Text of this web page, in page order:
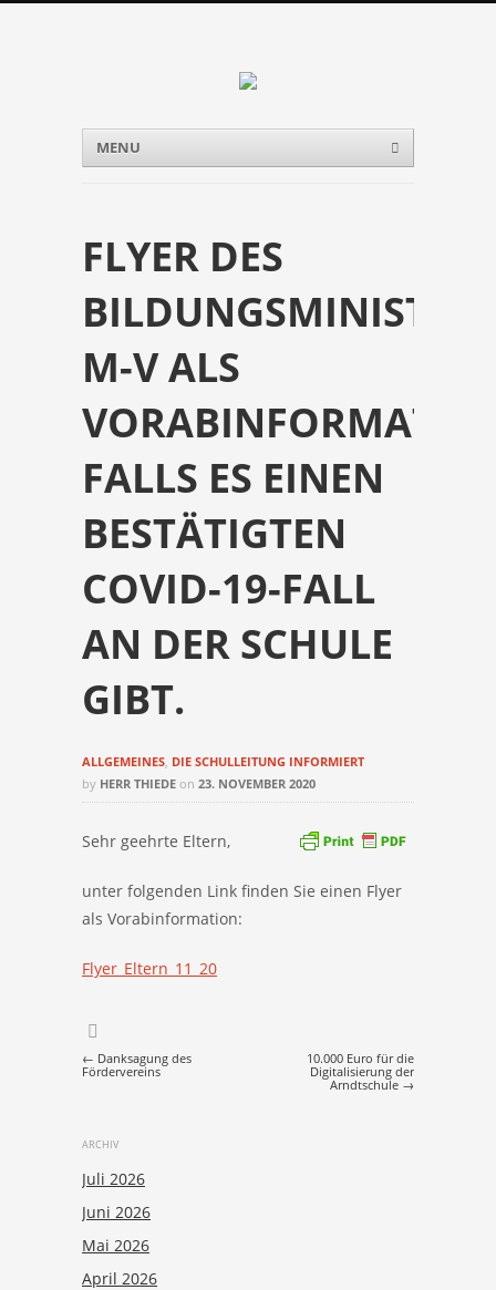
Menu
Skip to content
MENU
FLYER DES
M-V ALS
FALLS ES EINEN
BESTÄTIGTEN
COVID-19-FALL
AN DER SCHULE
GIBT.
ALLGEMEINES, DIE SCHULLEITUNG INFORMIERT
by HERR THIEDE on 23. NOVEMBER 2020
Sehr geehrte Eltern,
unter folgenden Link finden Sie einen Flyer
als Vorabinformation:
Flyer_Eltern_11_20
Post navigation
← Danksagung des
Fördervereins
10.000 Euro für die
Digitalisierung der
Arndtschule →
ARCHIV
Juli 2026
Juni 2026
Mai 2026
April 2026